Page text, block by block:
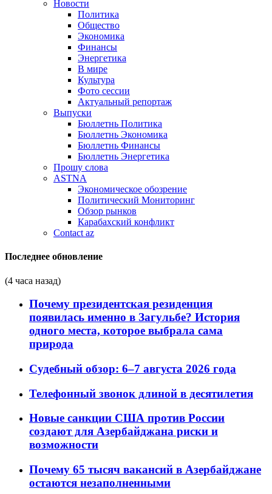
Новости
Политика
Общество
Экономика
Финансы
Энергетика
В мире
Культура
Фото сессии
Актуальный репортаж
Выпуски
Бюллетнь Политика
Бюллетнь Экономика
Бюллетнь Финансы
Бюллетнь Энергетика
Прошу слова
ASTNA
Экономическое обозрение
Политический Мониторинг
Обзор рынков
Карабахский конфликт
Contact az
Последнее обновление
(4 часа назад)
Почему президентская резиденция
появилась именно в Загульбе? История
одного места, которое выбрала сама
природа
Судебный обзор: 6–7 августа 2026 года
Телефонный звонок длиной в десятилетия
Новые санкции США против России
создают для Азербайджана риски и
возможности
Почему 65 тысяч вакансий в Азербайджане
остаются незаполненными